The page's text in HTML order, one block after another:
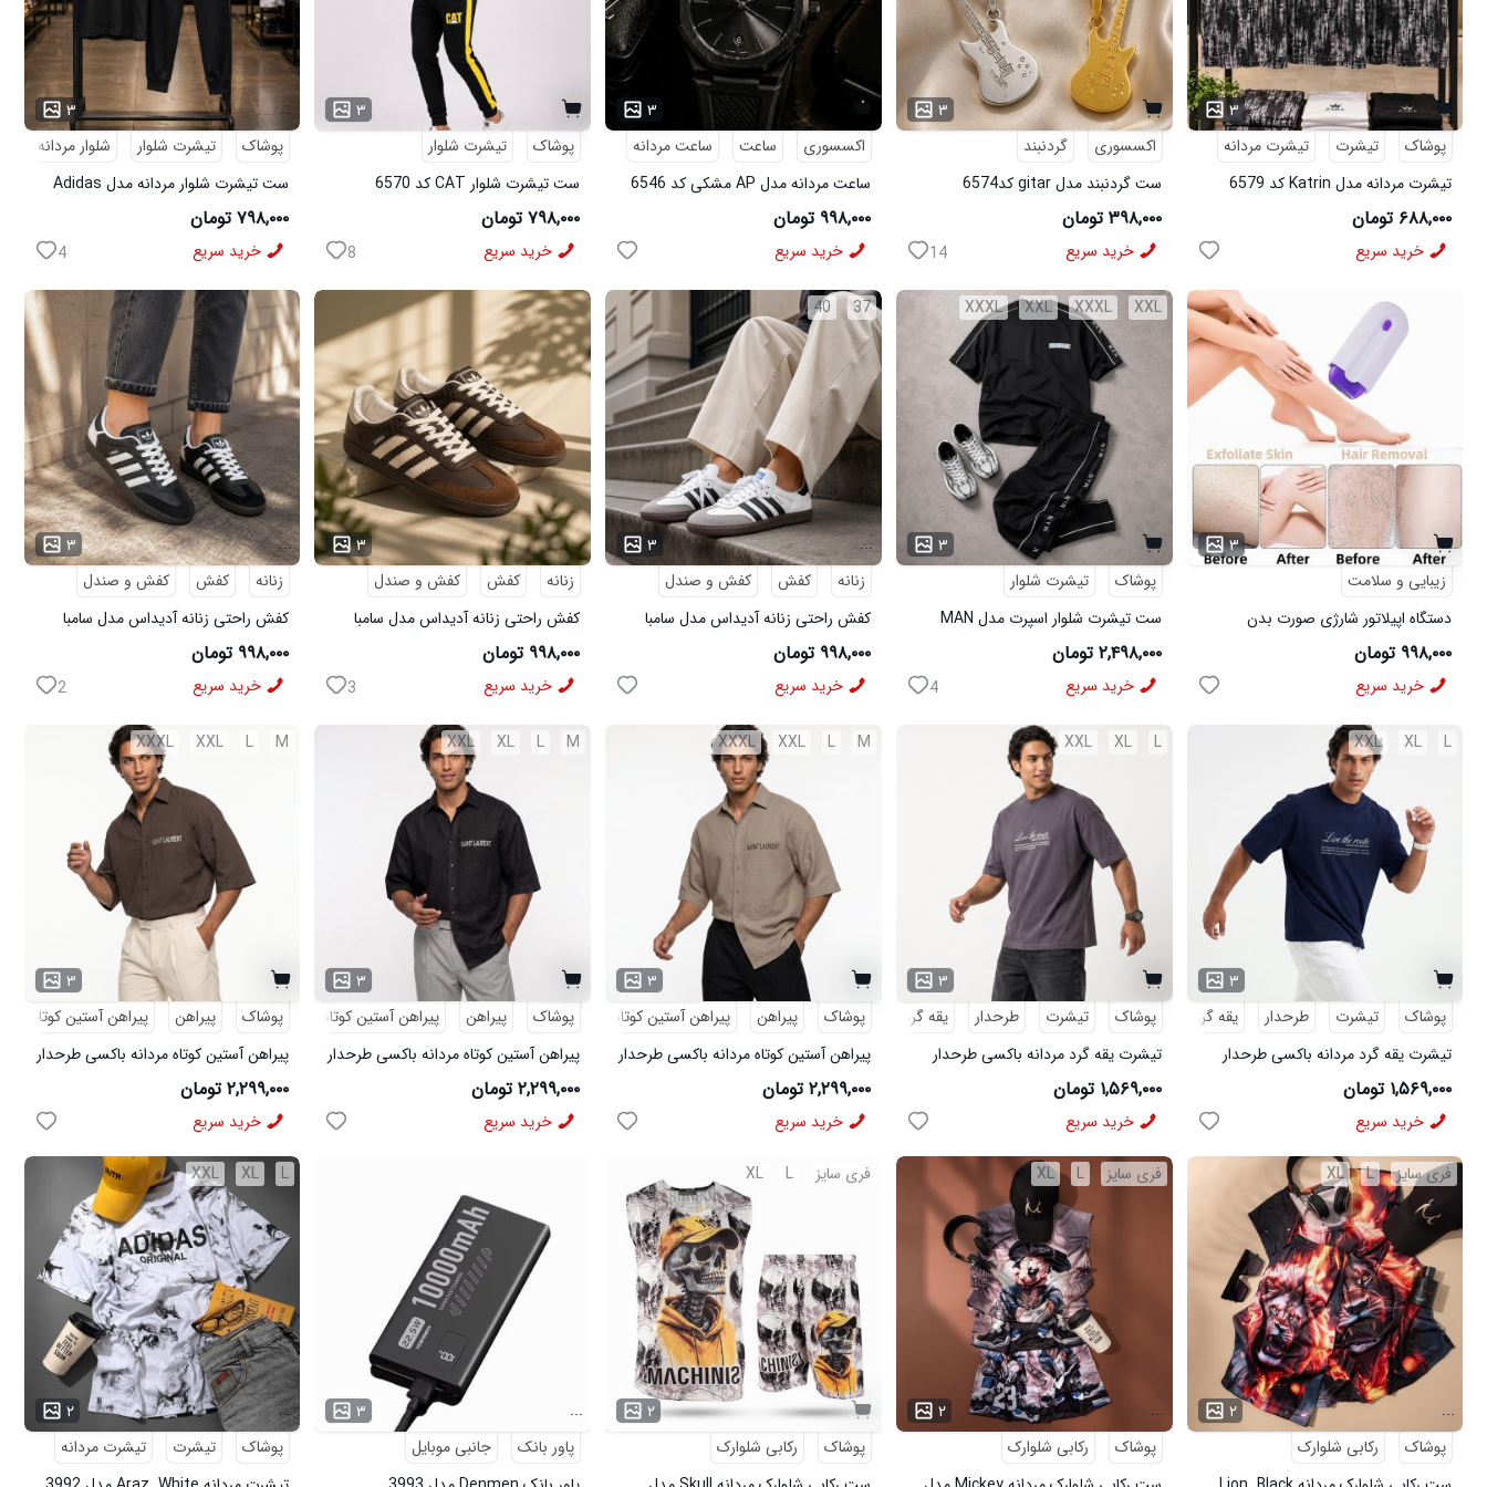
۳
پوشاک
تیشرت
تیشرت مردانه
تیشرت مردانه مدل Katrin کد 6579
۶۸۸,۰۰۰ تومان
خرید سریع
۳
اکسسوری
گردنبند
ست گردنبند مدل gitar کد6574
۳۹۸,۰۰۰ تومان
خرید سریع 14
۳
اکسسوری
ساعت
ساعت مردانه
ساعت مردانه مدل AP مشکی کد 6546
۹۹۸,۰۰۰ تومان
خرید سریع
۳
پوشاک
تیشرت شلوار
ست تیشرت شلوار CAT کد 6570
۷۹۸,۰۰۰ تومان
خرید سریع 8
۳
...
پوشاک
تیشرت شلوار
شلوار مردانه
ست تیشرت شلوار مردانه مدل Adidas
کد 6569
۷۹۸,۰۰۰ تومان
خرید سریع 4
۳
زیبایی و سلامت
دستگاه اپیلاتور شارژی صورت بدن
۹۹۸,۰۰۰ تومان
خرید سریع
XXL
XXXL
XXL
XXXL
۳
پوشاک
تیشرت شلوار
ست تیشرت شلوار اسپرت مدل MAN
مشکی
۲,۴۹۸,۰۰۰ تومان
خرید سریع 4
37
40
۳
...
زنانه
کفش
کفش و صندل
کفش راحتی زنانه آدیداس مدل سامبا
سفید
۹۹۸,۰۰۰ تومان
خرید سریع
۳
...
زنانه
کفش
کفش و صندل
کفش راحتی زنانه آدیداس مدل سامبا
قهوه ای
۹۹۸,۰۰۰ تومان
خرید سریع 3
۳
...
زنانه
کفش
کفش و صندل
کفش راحتی زنانه آدیداس مدل سامبا
مشکی
۹۹۸,۰۰۰ تومان
خرید سریع 2
L
XL
XXL
۳
پوشاک
تیشرت طرحدار
یقه گرد
تیشرت یقه گرد مردانه باکسی طرحدار
پنبه دو رو سرمه ای مدل 50968
۱,۵۶۹,۰۰۰ تومان
خرید سریع
L
XL
XXL
۳
پوشاک
تیشرت طرحدار
یقه گرد
تیشرت یقه گرد مردانه باکسی طرحدار
پنبه دو رو طوسی مدل 50969
۱,۵۶۹,۰۰۰ تومان
خرید سریع
M
L
XXL
XXXL
۳
پوشاک
پیراهن پیراهن آستین کوتاه
طرحدار
پیراهن آستین کوتاه مردانه باکسی طرحدار
لینن کرم مدل 50970
۲,۲۹۹,۰۰۰ تومان
خرید سریع
M
L
XL
XXL
۳
پوشاک
پیراهن پیراهن آستین کوتاه
طرحدار
پیراهن آستین کوتاه مردانه باکسی طرحدار
لینن مشکی مدل 50972
۲,۲۹۹,۰۰۰ تومان
خرید سریع
M
L
XXL
XXXL
۳
پوشاک
پیراهن پیراهن آستین کوتاه
پیراهن آستین کوتاه مردانه باکسی طرحدار
لینن قهوه ای مدل 50973
۲,۲۹۹,۰۰۰ تومان
خرید سریع
فری سایز L
XL
۲
...
پوشاک
رکابی شلوارک
فری سایز L
XL
۲
...
پوشاک
رکابی شلوارک
فری سایز L
XL
۲
پوشاک
رکابی شلوارک
۳
...
پاور بانک
جانبی موبایل
L
XL
XXL
۲
...
پوشاک
تیشرت
تیشرت مردانه